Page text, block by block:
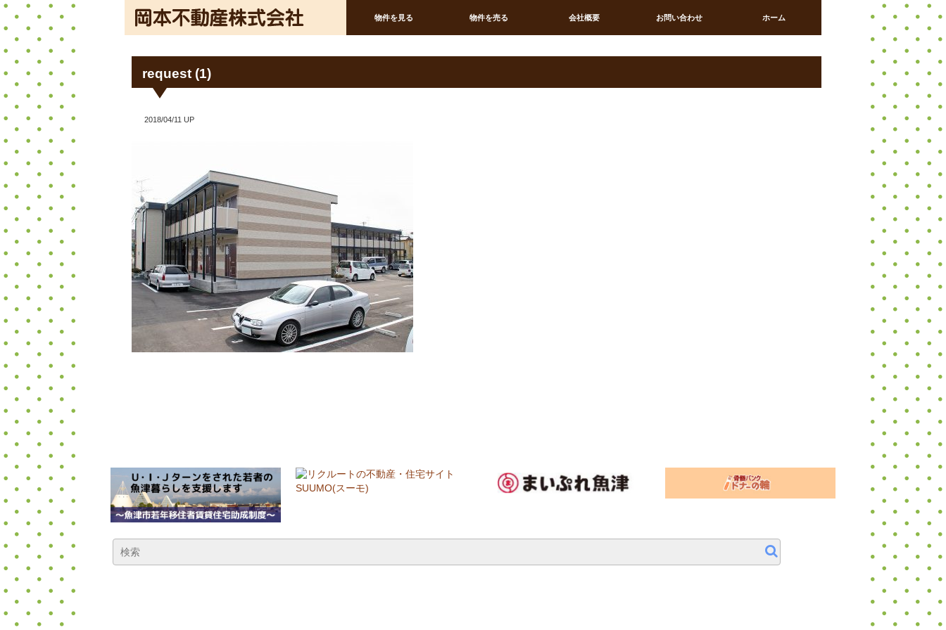
物件を見る 物件を売る 会社概要 お問い合わせ ホーム
request (1)
2018/04/11 UP